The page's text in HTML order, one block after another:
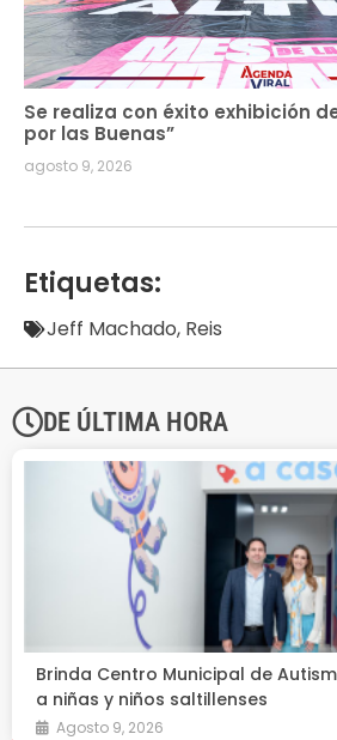
Se realiza con éxito exhibición
por las Buenas”
agosto 9, 2026
Etiquetas:
Jeff Machado, Reis
DE ÚLTIMA HORA
Brinda Centro Municipal de
a niñas y niños saltillenses
Agosto 9, 2026